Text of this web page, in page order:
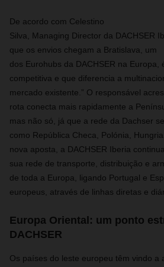
De acordo com Celestino
Silva, Managing Director da DACHSER
que os envios chegam a Bratislava, um
dos Eurohubs da DACHSER na
competitiva e que diferencia a
mercado existente.” O responsável
rota conecta mais rapidamente a
mas não só, já que a rede da Dachser
como República Checa, Polónia, Hungria
nova aposta, a DACHSER Iberia
sua rede de transporte, distribuição e
de toda a Europa, ligando Portugal e
europeus, através de linhas diretas e
Europa Oriental: um ponto
DACHSER
Os países do leste europeu têm vindo a